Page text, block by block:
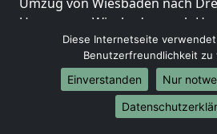
Umzug von Wiesbaden nach
Umzug von Wiesbaden nach
Umzug von Wiesbaden nach
Umzug von Wiesbaden nach
Umzug von Wiesbaden nach
Umzug von Wiesbaden nach
Diese Internetseite
Benutzerfreundlichkeit zu
Einverstanden
Nur